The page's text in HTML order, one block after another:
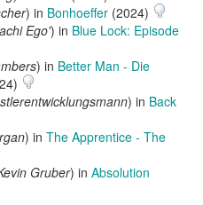
) in Bonhoeffer (2024)
Ego') in Blue Lock: Episode
) in Better Man - Die
) in Back
) in The Apprentice - The
Gruber) in Absolution